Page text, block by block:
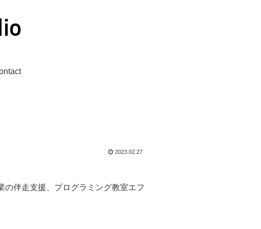
2023.02.27
伴走支援、プログラミング教室エフ